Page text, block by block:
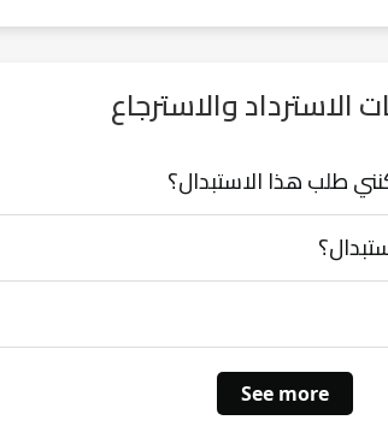
الاسترداد والاسترجاع
طلب هذا الاستبدال؟
See more